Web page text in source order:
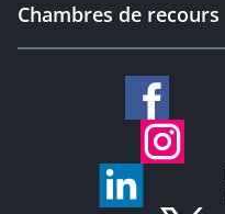
Chambres de recours